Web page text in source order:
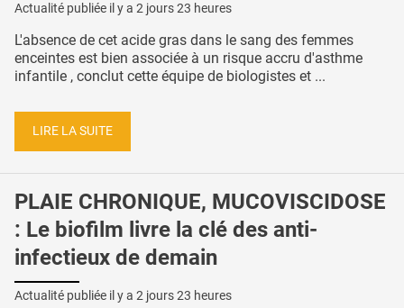
Actualité publiée il y a 2 jours 23 heures
L'absence de cet acide gras dans le sang des femmes
enceintes est bien associée à un risque accru d'asthme
infantile , conclut cette équipe de biologistes et ...
LIRE LA SUITE
PLAIE CHRONIQUE, MUCOVISCIDOSE
: Le biofilm livre la clé des anti-
infectieux de demain
Actualité publiée il y a 2 jours 23 heures